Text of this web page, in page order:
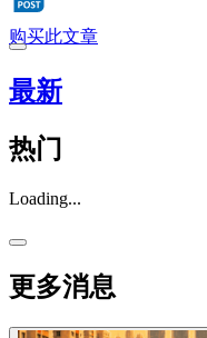
购买此文章
最新
热门
Loading...
更多消息